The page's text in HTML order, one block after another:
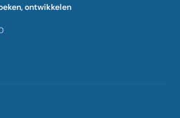
ontwikkelen